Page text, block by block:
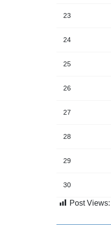
23
24
25
26
27
28
29
30
Post Views: